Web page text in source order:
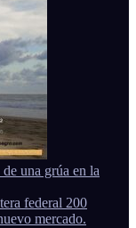
una grúa en la
federal 200
mercado.